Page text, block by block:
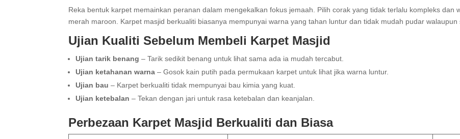
Reka bentuk karpet memainkan peranan dalam mengekalkan fokus jemaah. Pilih corak yang tidak terlalu kompleks dan
merah maroon. Karpet masjid berkualiti biasanya mempunyai warna yang tahan luntur dan tidak mudah pudar walaupun
Ujian Kualiti Sebelum Membeli Karpet Masjid
Ujian tarik benang – Tarik sedikit benang untuk lihat sama ada ia mudah tercabut.
Ujian ketahanan warna – Gosok kain putih pada permukaan karpet untuk lihat jika warna luntur.
Ujian bau – Karpet berkualiti tidak mempunyai bau kimia yang kuat.
Ujian ketebalan – Tekan dengan jari untuk rasa ketebalan dan keanjalan.
Perbezaan Karpet Masjid Berkualiti dan Biasa